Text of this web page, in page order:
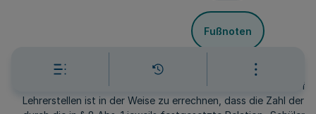
Fußnoten
(1) Die Zahl der zur Deckung des normalen
Lehrerstellen ist in der Weise zu errechnen, dass die Zahl der